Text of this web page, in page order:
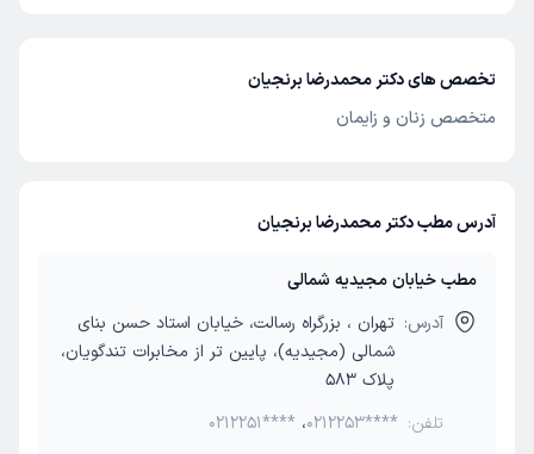
تخصص های دکتر محمدرضا برنجیان
متخصص زنان و زایمان
آدرس مطب دکتر محمدرضا برنجیان
مطب خیابان مجیدیه شمالی
آدرس: تهران ، بزرگراه رسالت، خیابان استاد حسن بنای
شمالی (مجیدیه)، پایین تر از مخابرات تندگویان،
پلاک 583
تلفن:
0212251**** ،0212253****